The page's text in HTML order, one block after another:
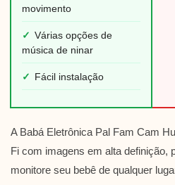
movimento
✓ Várias opções de
música de ninar
✓ Fácil instalação
A Babá Eletrônica Pal Fam Cam
Fi com imagens em alta definição,
monitore seu bebê de qualquer